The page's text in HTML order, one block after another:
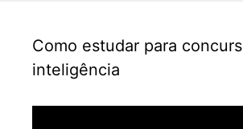
Como estudar para
inteligência